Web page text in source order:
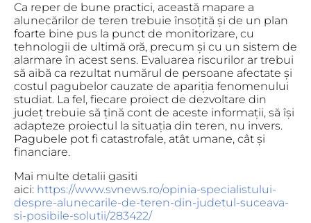
Ca reper de bune practici, această mapare a
alunecărilor de teren trebuie însoțită și de un plan
foarte bine pus la punct de monitorizare, cu
tehnologii de ultimă oră, precum și cu un sistem de
alarmare în acest sens. Evaluarea riscurilor ar trebui
să aibă ca rezultat numărul de persoane afectate și
costul pagubelor cauzate de apariția fenomenului
studiat. La fel, fiecare proiect de dezvoltare din
județ trebuie să țină cont de aceste informații, să își
adapteze proiectul la situația din teren, nu invers.
Pagubele pot fi catastrofale, atât umane, cât și
financiare.
Mai multe detalii gasiti
aici: https://www.svnews.ro/opinia-specialistului-
despre-alunecarile-de-teren-din-judetul-suceava-
si-posibile-solutii/283422/